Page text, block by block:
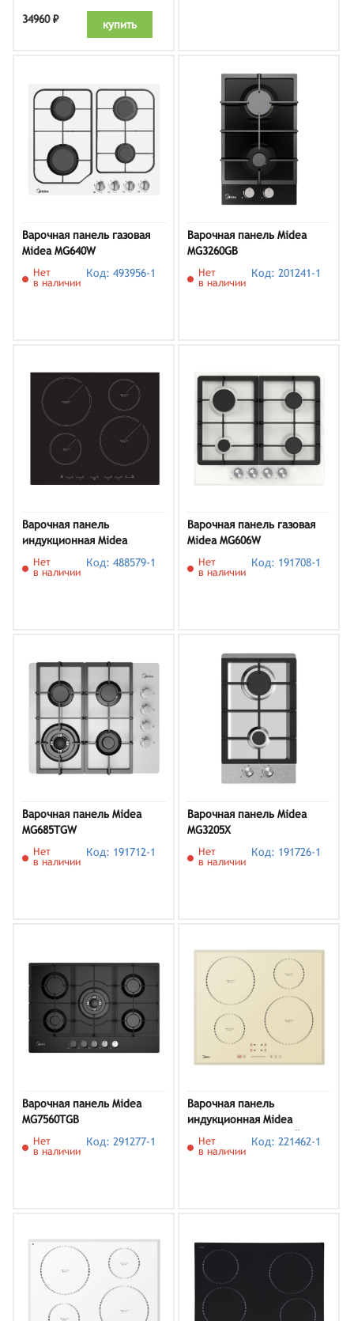
34960 ₽ купить
Варочная панель газовая
Midea MG640W
Нет
в наличии
Код: 493956-1
Варочная панель Midea
MG3260GB
Нет
в наличии
Код: 201241-1
Варочная панель
индукционная Midea
MIH64412
Нет
в наличии
Код: 488579-1
Варочная панель газовая
Midea MG606W
Нет
в наличии
Код: 191708-1
Варочная панель Midea
MG685TGW
Нет
в наличии
Код: 191712-1
Варочная панель Midea
MG3205X
Нет
в наличии
Код: 191726-1
Варочная панель Midea
MG7560TGB
Нет
в наличии
Код: 291277-1
Варочная панель
индукционная Midea
MIH64721FIV, бежевый
Нет
в наличии
Код: 221462-1